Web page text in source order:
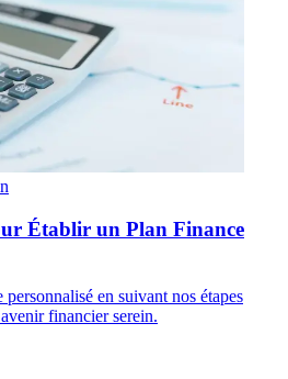
Établir un Plan Finance
en suivant nos étapes
financier serein.